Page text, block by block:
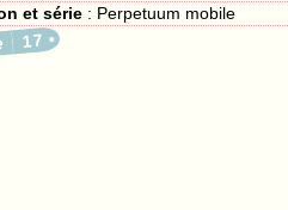
et série : Perpetuum mobile
17